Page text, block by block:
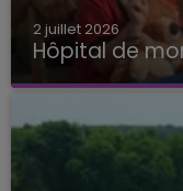
2 juillet 2026
Hôpital de
Hôpital de mon